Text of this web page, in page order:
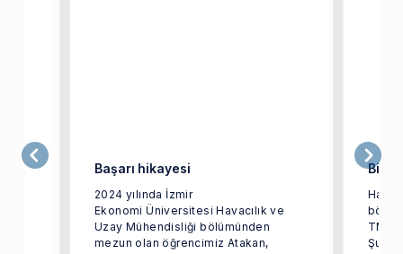
Başarı hikayesi
2024 yılında İzmir
Ekonomi Üniversitesi Havacılık ve
Uzay Mühendisliği bölümünden
mezun olan öğrencimiz Atakan,